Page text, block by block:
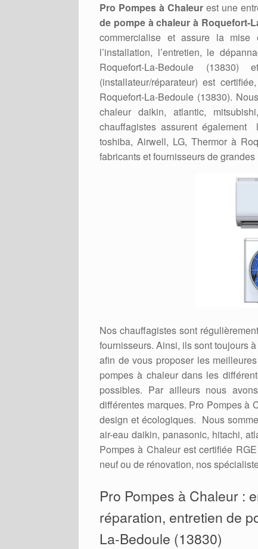
Pro Pompes à Chaleur est une
de pompe à chaleur à Roquefort-
commercialise et assure la
l’installation, l’entretien, le
Roquefort-La-Bedoule
(installateur/réparateur) est
Roquefort-La-Bedoule (13830).
chaleur daikin, atlantic,
chauffagistes assurent également
toshiba, Airwell, LG, Thermor à
fabricants et fournisseurs de
Nos chauffagistes sont
fournisseurs. Ainsi, ils sont toujours
afin de vous proposer les
pompes à chaleur dans les
possibles. Par ailleurs nous
différentes marques. Pro Pompes à
design et écologiques. Nous
air-eau daikin, panasonic, hitachi,
Pompes à Chaleur est certifiée
neuf ou de rénovation, nos
Pro Pompes à Chaleur :
réparation, entretien de
La-Bedoule (13830)